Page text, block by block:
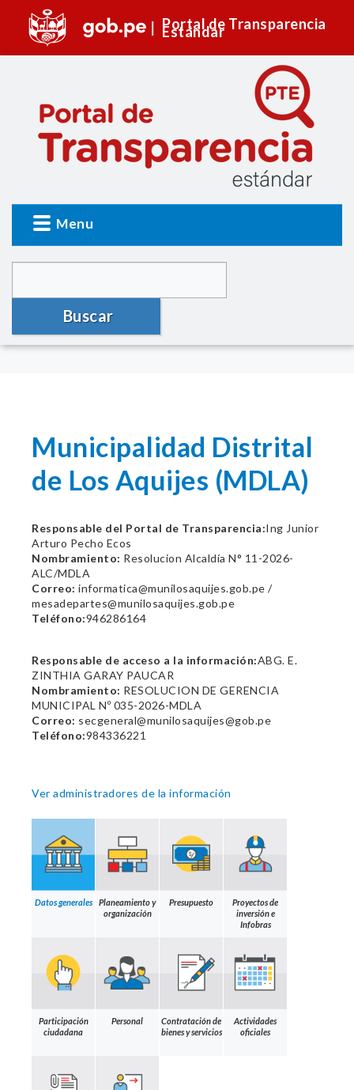
Portal de Transparencia
Estándar
Menu
Buscar
Municipalidad Distrital
de Los Aquijes (MDLA)
Responsable del Portal de Transparencia:Ing Junior
Arturo Pecho Ecos
Nombramiento: Resolucion Alcaldía N° 11-2026-
ALC/MDLA
Correo: informatica@munilosaquijes.gob.pe /
mesadepartes@munilosaquijes.gob.pe
Teléfono:946286164
Responsable de acceso a la información:ABG. E.
ZINTHIA GARAY PAUCAR
Nombramiento: RESOLUCION DE GERENCIA
MUNICIPAL Nº 035-2026-MDLA
Correo: secgeneral@munilosaquijes@gob.pe
Teléfono:984336221
Ver administradores de la información
Datos generales
Planeamiento y
organización
Presupuesto
Proyectos de
inversión e
Infobras
Participación
ciudadana
Personal
Contratación de
bienes y servicios
Actividades
oficiales